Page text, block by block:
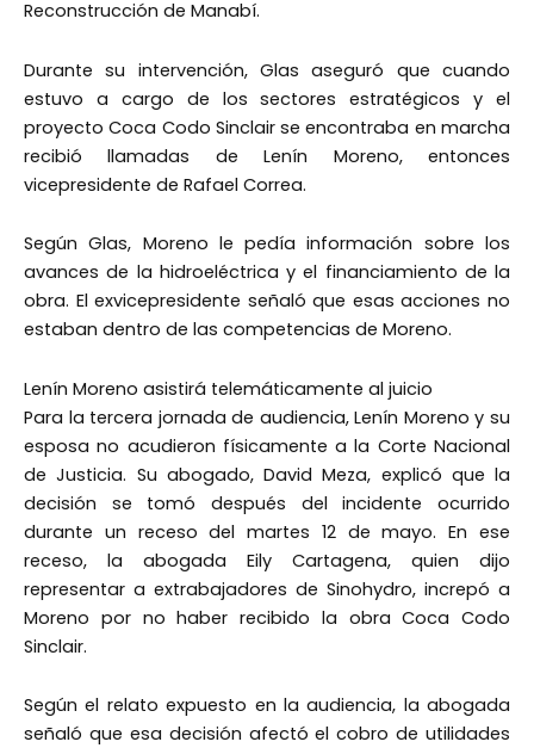
Reconstrucción de Manabí.
Durante su intervención, Glas aseguró que cuando
estuvo a cargo de los sectores estratégicos y el
proyecto Coca Codo Sinclair se encontraba en marcha
recibió llamadas de Lenín Moreno, entonces
vicepresidente de Rafael Correa.
Según Glas, Moreno le pedía información sobre los
avances de la hidroeléctrica y el financiamiento de la
obra. El exvicepresidente señaló que esas acciones no
estaban dentro de las competencias de Moreno.
Lenín Moreno asistirá telemáticamente al juicio
Para la tercera jornada de audiencia, Lenín Moreno y su
esposa no acudieron físicamente a la Corte Nacional
de Justicia. Su abogado, David Meza, explicó que la
decisión se tomó después del incidente ocurrido
durante un receso del martes 12 de mayo. En ese
receso, la abogada Eily Cartagena, quien dijo
representar a extrabajadores de Sinohydro, increpó a
Moreno por no haber recibido la obra Coca Codo
Sinclair.
Según el relato expuesto en la audiencia, la abogada
señaló que esa decisión afectó el cobro de utilidades